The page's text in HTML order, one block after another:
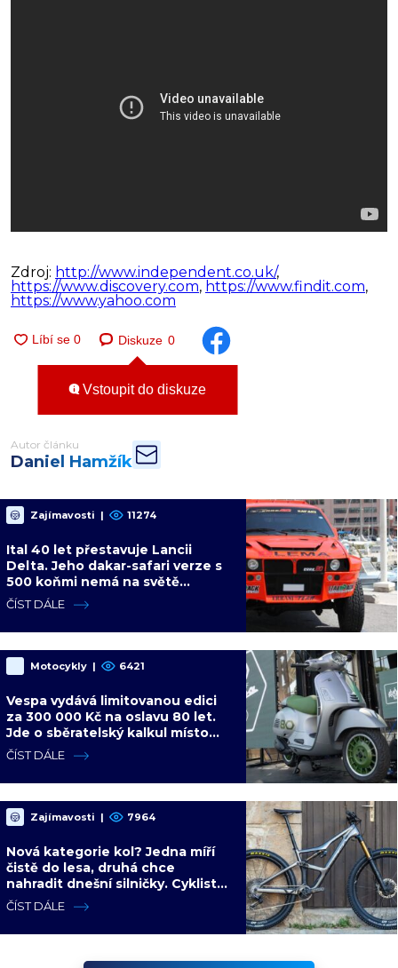
Zdroj: http://www.independent.co.uk/,
https://www.discovery.com, https://www.findit.com,
https://www.yahoo.com
Diskuze 0
Vstoupit do diskuze
Autor článku
Daniel Hamžík
Zajímavosti | 11274
Ital 40 let přestavuje Lancii
Delta. Jeho dakar-safari verze s
500 koňmi nemá na světě
konkurenci
ČÍST DÁLE
Motocykly | 6421
Vespa vydává limitovanou edici
za 300 000 Kč na oslavu 80 let.
Jde o sběratelský kalkul místo
jízdního upgradu
ČÍST DÁLE
Zajímavosti | 7964
Nová kategorie kol? Jedna míří
čistě do lesa, druhá chce
nahradit dnešní silničky. Cyklisté
mají rozporuplné názory
ČÍST DÁLE